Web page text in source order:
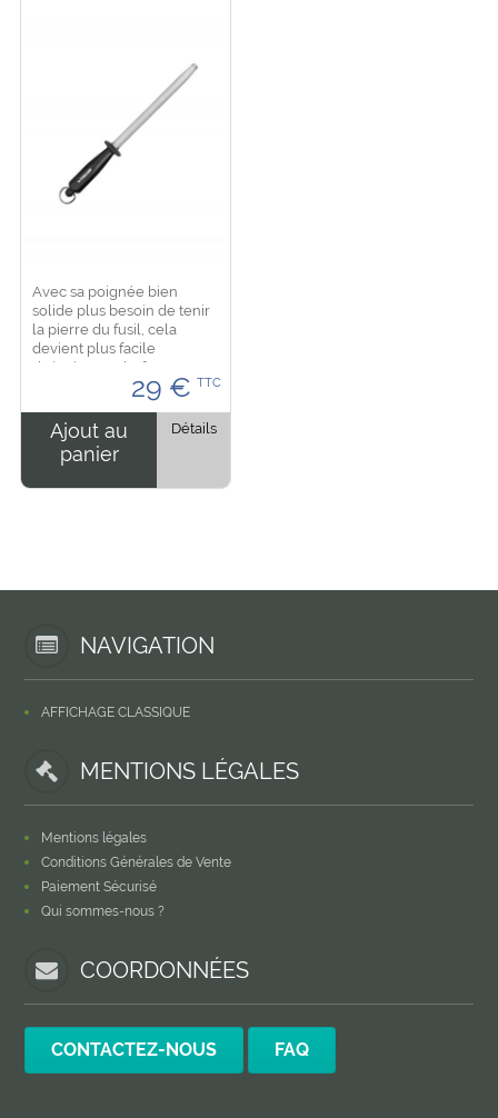
Avec sa poignée bien
solide plus besoin de tenir
la pierre du fusil, cela
devient plus facile
d'aiguiser et d'affuter vos
couteaux ou tous types de
lames. La lame du fusil est
ronde en chrome dur....
29 € TTC
Ajout au
panier
Détails
NAVIGATION
AFFICHAGE CLASSIQUE
MENTIONS LÉGALES
Mentions légales
Conditions Générales de Vente
Paiement Sécurisé
Qui sommes-nous ?
COORDONNÉES
CONTACTEZ-NOUS FAQ